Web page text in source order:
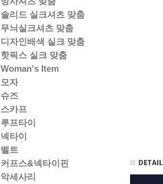
솔리드 실크셔츠 맞춤
무늬실크셔츠 맞춤
디자인배색 실크 맞춤
핫픽스 실크 맞춤
Woman's Item
모자
슈즈
스카프
루프타이
넥타이
벨트
커프스&넥타이핀
악세사리